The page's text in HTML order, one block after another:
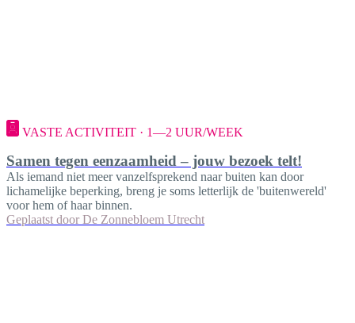
VASTE ACTIVITEIT · 1—2 UUR/WEEK
Samen tegen eenzaamheid – jouw bezoek telt!
Als iemand niet meer vanzelfsprekend naar buiten kan door
lichamelijke beperking, breng je soms letterlijk de 'buitenwereld'
voor hem of haar binnen.
Geplaatst door De Zonnebloem Utrecht